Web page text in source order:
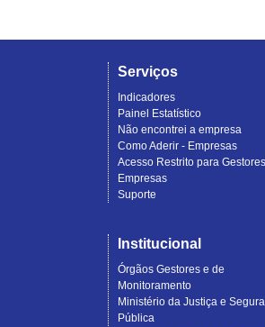
Serviços
Indicadores
Painel Estatístico
Não encontrei a empresa
Como Aderir - Empresas
Acesso Restrito para
Empresas
Suporte
Institucional
Órgãos Gestores e de
Monitoramento
Ministério da Justiça e
Pública